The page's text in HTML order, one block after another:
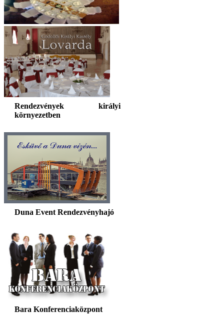
Rendezvények királyi
környezetben
Duna Event Rendezvényhajó
Bara Konferenciaközpont